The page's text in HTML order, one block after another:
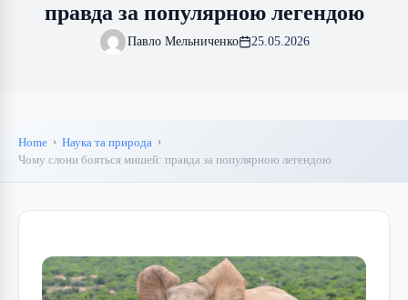
правда за популярною легендою
Павло Мельниченко 25.05.2026
Home
Наука та природа
Чому слони бояться мишей: правда за популярною легендою